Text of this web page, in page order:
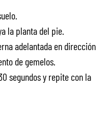
la planta del pie.
adelantada en dirección
de gemelos.
segundos y repite con la